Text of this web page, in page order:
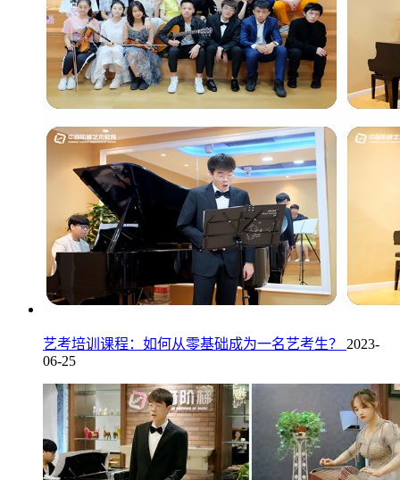
艺考培训课程：如何从零基础成为一名艺考生？ 2023-
06-25